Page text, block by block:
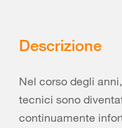
Descrizione
Nel corso degli
tecnici sono
continuamente